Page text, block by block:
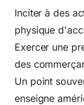
Inciter à des
physique
Exercer une
des
Un point
enseigne